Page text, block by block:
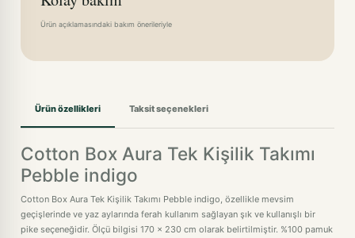
Ürün açıklamasındaki bakım önerileriyle
Ürün özellikleri Taksit seçenekleri
Cotton Box Aura Tek Kişilik Takımı
Pebble indigo
Cotton Box Aura Tek Kişilik Takımı Pebble indigo, özellikle mevsim
geçişlerinde ve yaz aylarında ferah kullanım sağlayan şık ve kullanışlı bir
pike seçeneğidir. Ölçü bilgisi 170 x 230 cm olarak belirtilmiştir. %100 pamuk